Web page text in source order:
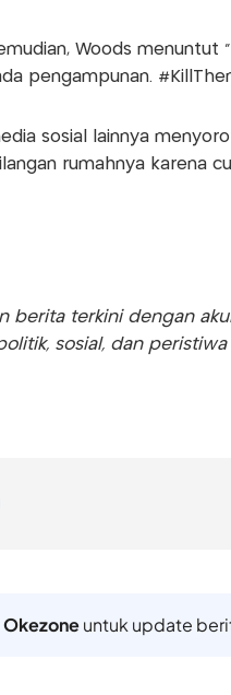
Woods menuntut
pengampunan.
sosial lainnya
rumahnya karena
berita terkini dengan
sosial, dan
untuk update